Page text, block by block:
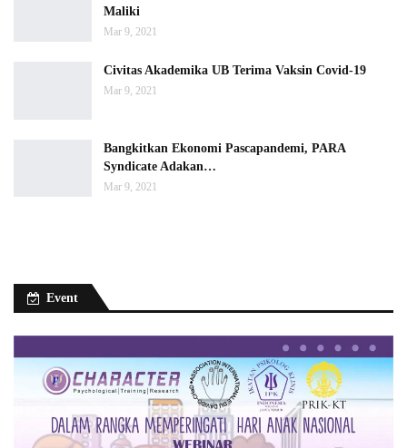
Maliki
Mar 9, 2021
Civitas Akademika UB Terima Vaksin Covid-19
Mar 9, 2021
Bangkitkan Ekonomi Pascapandemi, PARA
Syndicate Adakan…
Mar 9, 2021
Event